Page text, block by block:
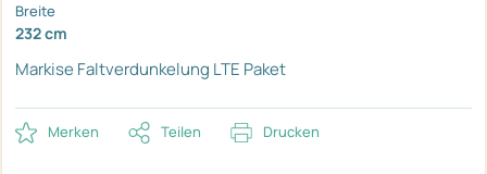
Breite
232 cm
Markise Faltverdunkelung LTE Paket
Merken Teilen Drucken